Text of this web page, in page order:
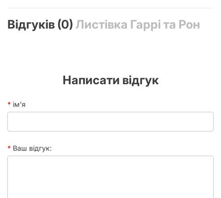
Відгуків (0) Листівка Гаррі та Рон
Написати відгук
ім'я
Ваш відгук: